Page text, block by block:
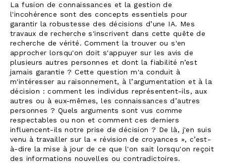
La fusion de connaissances et la gestion de
l'incohérence sont des concepts essentiels pour
garantir la robustesse des décisions d’une IA. Mes
travaux de recherche s'inscrivent dans cette quête de
recherche de vérité. Comment la trouver ou s'en
approcher lorsqu'on doit s'appuyer sur les avis de
plusieurs autres personnes et dont la fiabilité n’est
jamais garantie ? Cette question m'a conduit à
m'intéresser au raisonnement, à l’argumentation et à la
décision : comment les individus représentent-ils, aux
autres ou à eux-mêmes, les connaissances d’autres
personnes ? Quels arguments sont vus comme
respectables ou non et comment ces derniers
influencent-ils notre prise de décision ? De là, j'en suis
venu à travailler sur la « révision de croyances », c’est-
à-dire la mise à jour de ce que l'on sait lorsqu'on reçoit
des informations nouvelles ou contradictoires.